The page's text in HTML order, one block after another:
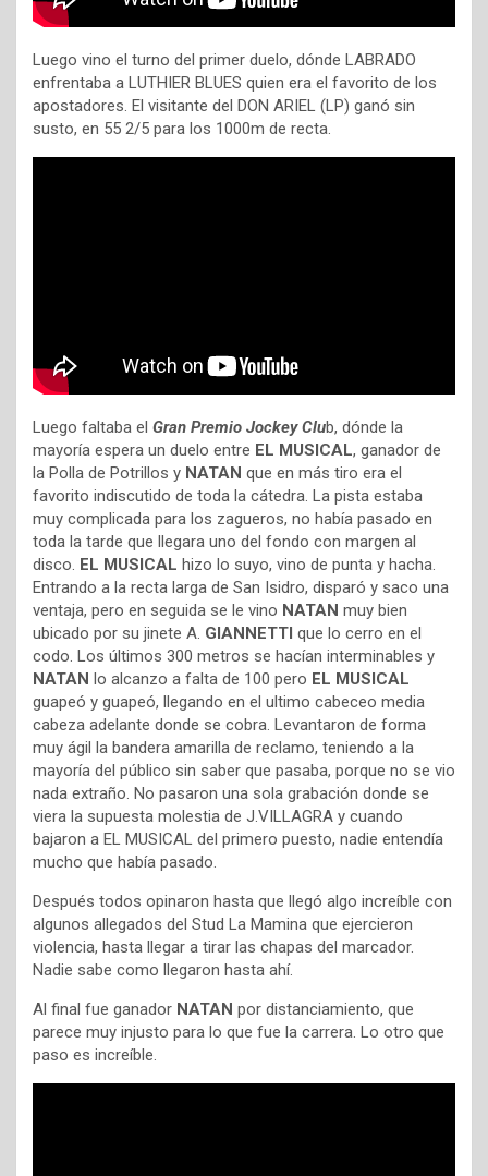
Luego vino el turno del primer duelo, dónde LABRADO
enfrentaba a LUTHIER BLUES quien era el favorito de los
apostadores. El visitante del DON ARIEL (LP) ganó sin
susto, en 55 2/5 para los 1000m de recta.
Luego faltaba el Gran Premio Jockey Club, dónde la
mayoría espera un duelo entre EL MUSICAL, ganador de
la Polla de Potrillos y NATAN que en más tiro era el
favorito indiscutido de toda la cátedra. La pista estaba
muy complicada para los zagueros, no había pasado en
toda la tarde que llegara uno del fondo con margen al
disco. EL MUSICAL hizo lo suyo, vino de punta y hacha.
Entrando a la recta larga de San Isidro, disparó y saco una
ventaja, pero en seguida se le vino NATAN muy bien
ubicado por su jinete A. GIANNETTI que lo cerro en el
codo. Los últimos 300 metros se hacían interminables y
NATAN lo alcanzo a falta de 100 pero EL MUSICAL
guapeó y guapeó, llegando en el ultimo cabeceo media
cabeza adelante donde se cobra. Levantaron de forma
muy ágil la bandera amarilla de reclamo, teniendo a la
mayoría del público sin saber que pasaba, porque no se vio
nada extraño. No pasaron una sola grabación donde se
viera la supuesta molestia de J.VILLAGRA y cuando
bajaron a EL MUSICAL del primero puesto, nadie entendía
mucho que había pasado.
Después todos opinaron hasta que llegó algo increíble con
algunos allegados del Stud La Mamina que ejercieron
violencia, hasta llegar a tirar las chapas del marcador.
Nadie sabe como llegaron hasta ahí.
Al final fue ganador NATAN por distanciamiento, que
parece muy injusto para lo que fue la carrera. Lo otro que
paso es increíble.